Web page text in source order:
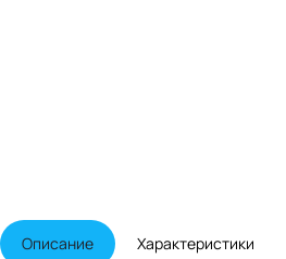
Описание Характеристики